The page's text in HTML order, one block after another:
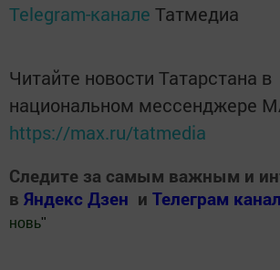
Telegram-канале Татмедиа
Читайте новости Татарстана в
национальном мессенджере
https://max.ru/tatmedia
Следите за самым важным и
в Яндекс Дзен и Телеграм
новь"